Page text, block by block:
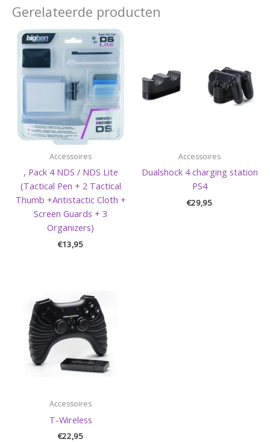
Gerelateerde producten
Accessoires
, Pack 4 NDS / NDS Lite
(Tactical Pen + 2 Tactical
Thumb +Antistactic Cloth +
Screen Guards + 3
Organizers)
€13,95
Accessoires
Dualshock 4 charging station
PS4
€29,95
Accessoires
T-Wireless
€22,95